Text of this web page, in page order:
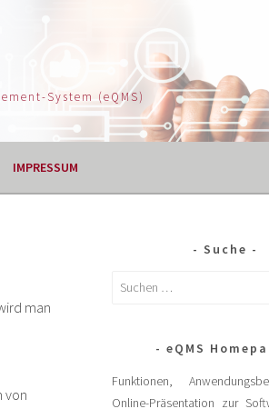
System (eQMS)
IMPRESSUM
man
von
Suche
eQMS
Funktionen,
Online-Präsentation zur